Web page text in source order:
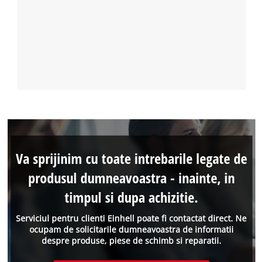
Serviciul pentru clienti Einhell poate fi contactat direct. Ne
ocupam de solicitarile dumneavoastra de informatii
despre produse, piese de schimb si reparatii.
Va sprijinim cu toate intrebarile legate de
produsul dumneavoastra - inainte, in
timpul si dupa achizitie.